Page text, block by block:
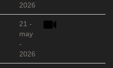
2026
21 -
may
-
2026